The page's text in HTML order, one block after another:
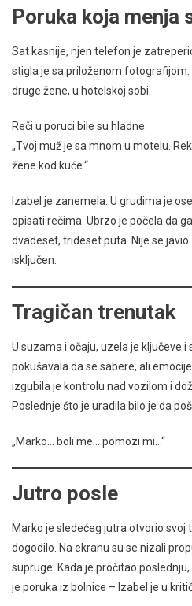
Poruka koja menja
Sat kasnije, njen telefon je
stigla je sa priloženom
druge žene, u hotelskoj sobi.
Reči u poruci bile su hladne:
„Tvoj muž je sa mnom u motelu.
žene kod kuće.“
Izabel je zanemela. U grudima je
opisati rečima. Ubrzo je počela da
dvadeset, trideset puta. Nije se
isključen.
Tragičan trenutak
U suzama i očaju, uzela je ključeve i
pokušavala da se sabere, ali
izgubila je kontrolu nad vozilom i
Poslednje što je uradila bilo je da
„Marko… boli me… pomozi mi…“
Jutro posle
Marko je sledećeg jutra otvorio svoj
dogodilo. Na ekranu su se nizali
supruge. Kada je pročitao
je poruka iz bolnice – Izabel je u